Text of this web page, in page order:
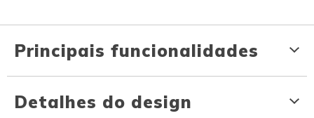
Principais funcionalidades
Detalhes do design